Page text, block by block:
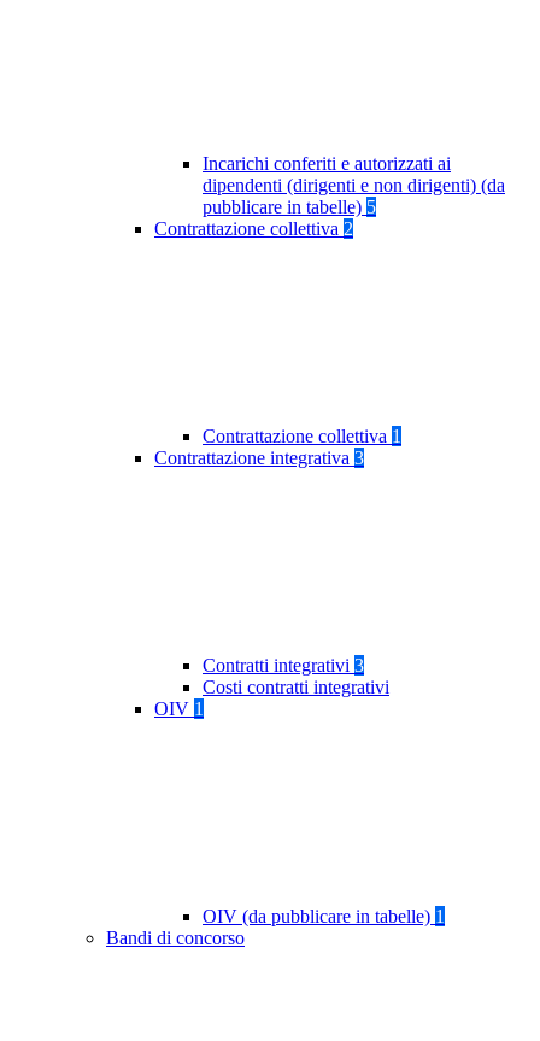
Incarichi conferiti e autorizzati ai
dipendenti (dirigenti e non dirigenti) (da
pubblicare in tabelle) 5
Contrattazione collettiva 2
Contrattazione collettiva 1
Contrattazione integrativa 3
Contratti integrativi 3
Costi contratti integrativi
OIV 1
OIV (da pubblicare in tabelle) 1
Bandi di concorso